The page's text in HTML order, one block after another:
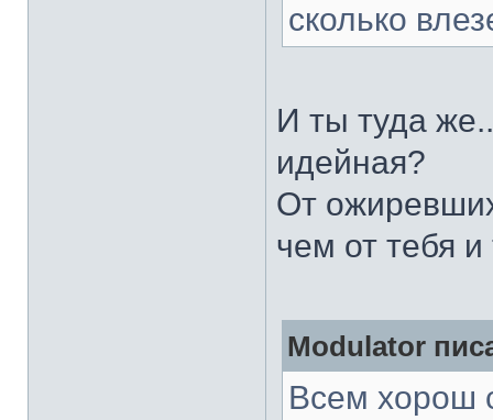
сколько
И ты туда
идейная?
От
чем от тебя и
Modulator
Всем хорош